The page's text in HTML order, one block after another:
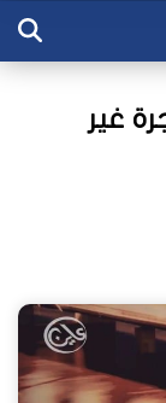
غير